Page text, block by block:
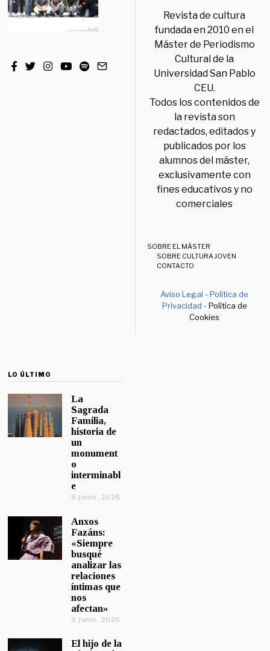
Revista de cultura
fundada en 2010 en el
Máster de Periodismo
Cultural de la
Universidad San Pablo
CEU.
Todos los contenidos de
la revista son
redactados, editados y
publicados por los
alumnos del máster,
exclusivamente con
fines educativos y no
comerciales
SOBRE EL MÁSTER
SOBRE CULTURA JOVEN
CONTACTO
Aviso Legal -Política de
Privacidad - Política de
Cookies
LO ÚLTIMO
La
Sagrada
Familia,
historia de
un
monument
o
interminabl
e
8 junio, 2026
Anxos
Fazáns:
«Siempre
busqué
analizar las
relaciones
íntimas que
nos
afectan»
5 junio, 2026
El hijo de la